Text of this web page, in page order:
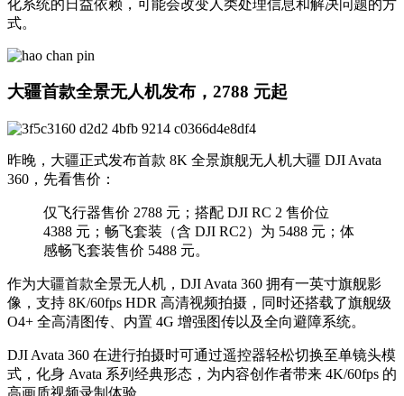
化系统的日益依赖，可能会改变人类处理信息和解决问题的方
式。
大疆首款全景无人机发布，2788 元起
昨晚，大疆正式发布首款 8K 全景旗舰无人机大疆 DJI Avata
360，先看售价：
仅飞行器售价 2788 元；搭配 DJI RC 2 售价位
4388 元；畅飞套装（含 DJI RC2）为 5488 元；体
感畅飞套装售价 5488 元。
作为大疆首款全景无人机，DJI Avata 360 拥有一英寸旗舰影
像，支持 8K/60fps HDR 高清视频拍摄，同时还搭载了旗舰级
O4+ 全高清图传、内置 4G 增强图传以及全向避障系统。
DJI Avata 360 在进行拍摄时可通过遥控器轻松切换至单镜头模
式，化身 Avata 系列经典形态，为内容创作者带来 4K/60fps 的
高画质视频录制体验。